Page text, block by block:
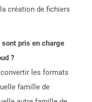
création de fichiers
pris en charge
?
les formats
famille de